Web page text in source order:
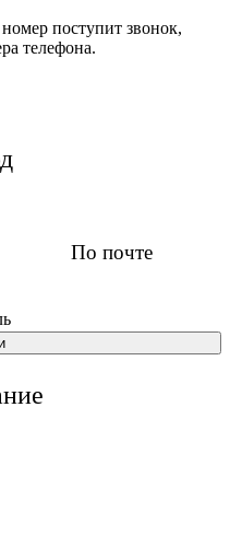
поступит звонок,
телефона.
По почте